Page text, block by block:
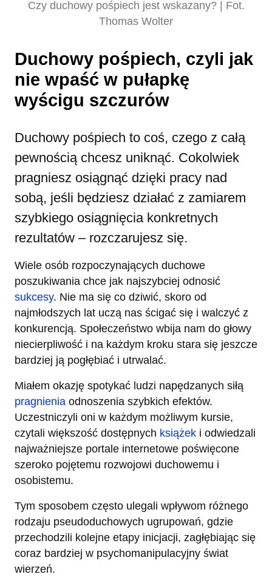
Czy duchowy pośpiech jest wskazany? | Fot.
Thomas Wolter
Duchowy pośpiech, czyli jak
nie wpaść w pułapkę
wyścigu szczurów
Duchowy pośpiech to coś, czego z całą
pewnością chcesz uniknąć. Cokolwiek
pragniesz osiągnąć dzięki pracy nad
sobą, jeśli będziesz działać z zamiarem
szybkiego osiągnięcia konkretnych
rezultatów – rozczarujesz się.
Wiele osób rozpoczynających duchowe
poszukiwania chce jak najszybciej odnosić
sukcesy. Nie ma się co dziwić, skoro od
najmłodszych lat uczą nas ścigać się i walczyć z
konkurencją. Społeczeństwo wbija nam do głowy
niecierpliwość i na każdym kroku stara się jeszcze
bardziej ją pogłębiać i utrwalać.
Miałem okazję spotykać ludzi napędzanych siłą
pragnienia odnoszenia szybkich efektów.
Uczestniczyli oni w każdym możliwym kursie,
czytali większość dostępnych książek i odwiedzali
najważniejsze portale internetowe poświęcone
szeroko pojętemu rozwojowi duchowemu i
osobistemu.
Tym sposobem często ulegali wpływom różnego
rodzaju pseudoduchowych ugrupowań, gdzie
przechodzili kolejne etapy inicjacji, zagłębiając się
coraz bardziej w psychomanipulacyjny świat
wierzeń.